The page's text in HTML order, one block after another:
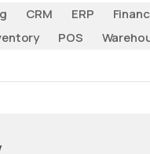
CRM ERP
POS